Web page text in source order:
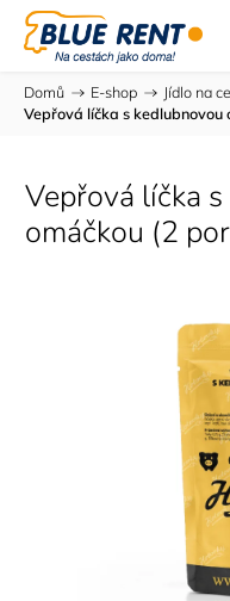
Domů / E-shop / Jídlo na
Vepřová líčka s kedlubnovou
Vepřová líčka
omáčkou (2